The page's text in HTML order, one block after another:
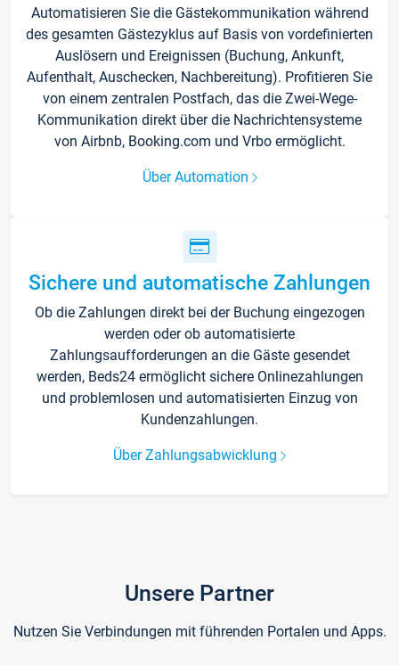
Automatisieren Sie die Gästekommunikation während
des gesamten Gästezyklus auf Basis von vordefinierten
Auslösern und Ereignissen (Buchung, Ankunft,
Aufenthalt, Auschecken, Nachbereitung). Profitieren Sie
von einem zentralen Postfach, das die Zwei-Wege-
Kommunikation direkt über die Nachrichtensysteme
von Airbnb, Booking.com und Vrbo ermöglicht.
Über Automation
Sichere und automatische Zahlungen
Ob die Zahlungen direkt bei der Buchung eingezogen
werden oder ob automatisierte
Zahlungsaufforderungen an die Gäste gesendet
werden, Beds24 ermöglicht sichere Onlinezahlungen
und problemlosen und automatisierten Einzug von
Kundenzahlungen.
Über Zahlungsabwicklung
Unsere Partner
Nutzen Sie Verbindungen mit führenden Portalen und Apps.